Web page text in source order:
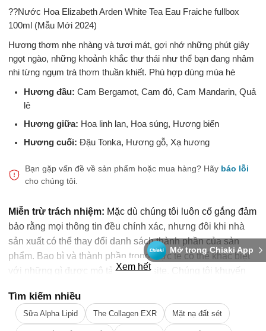
Mở trong Chiaki App
??Nước Hoa Elizabeth Arden White Tea Eau Fraiche fullbox
100ml (Mẫu Mới 2024)
Hương thơm nhẹ nhàng và tươi mát, gợi nhớ những phút giây
ngọt ngào, những khoảnh khắc thư thái như thể bạn đang nhâm
nhi từng ngụm trà thơm thuần khiết. Phù hợp dùng mùa hè
Hương đầu: Cam Bergamot, Cam đỏ, Cam Mandarin, Quả
lê
Hương giữa: Hoa linh lan, Hoa súng, Hương biển
Hương cuối: Đậu Tonka, Hương gỗ, Xạ hương
Bạn gặp vấn đề về sản phẩm hoặc mua hàng? Hãy báo lỗi
cho chúng tôi.
Miễn trừ trách nhiệm: Mặc dù chúng tôi luôn cố gắng đảm
bảo rằng mọi thông tin đều chính xác, nhưng đôi khi nhà
sản xuất có thể thay đổi danh sách thành phần của sản
phẩm. Bao bì và thành phần trong thực tế có thể khác biệt
với những gì được mô tả trên website. Chúng tôi khuyến
website, mà hãy luôn luôn đọc nhãn mác, cảnh báo và
hướng dẫn sử dụng trước khi dùng sản phẩm. Để biết
Xem hết
Tìm kiếm nhiều
Sữa Alpha Lipid The Collagen EXR Mặt nạ đất sét